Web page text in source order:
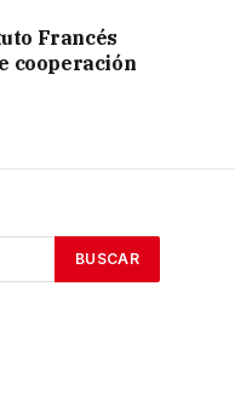
Francés
cooperación